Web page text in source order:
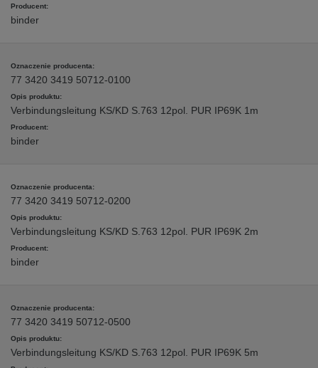
binder
77 3420 3419 50712-0100
Verbindungsleitung KS/KD S.763 12pol. PUR IP69K 1m
binder
77 3420 3419 50712-0200
Verbindungsleitung KS/KD S.763 12pol. PUR IP69K 2m
binder
77 3420 3419 50712-0500
Verbindungsleitung KS/KD S.763 12pol. PUR IP69K 5m